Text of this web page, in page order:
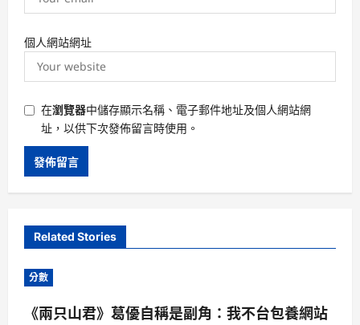
個人網站網址
在瀏覽器中儲存顯示名稱、電子郵件地址及個人網站網
址，以供下次發佈留言時使用。
Related Stories
分數
《兩只山君》葛優自稱是副角：我不台包養網站